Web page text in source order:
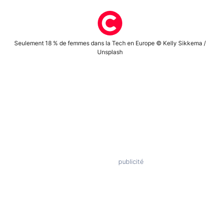
Seulement 18 % de femmes dans la Tech en Europe © Kelly Sikkema /
Unsplash